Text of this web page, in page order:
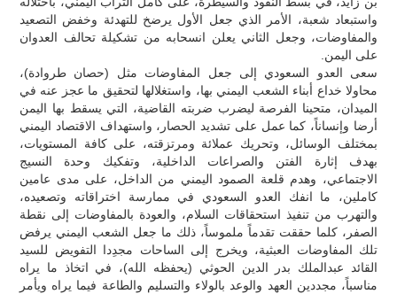
واستبعاد شعبة، الأمر الذي جعل الأول يرضخ للتهدئة وخفض التصعيد
والمفاوضات، وجعل الثاني يعلن انسحابه من تشكيلة تحالف العدوان
على اليمن.
سعى العدو السعودي إلى جعل المفاوضات مثل (حصان طروادة)،
محاولا خداع أبناء الشعب اليمني بها، واستغلالها لتحقيق ما عجز عنه في
الميدان، متحينا الفرصة ليضرب ضربته القاضية، التي يسقط بها اليمن
أرضا وإنساناً، كما عمل على تشديد الحصار، واستهداف الاقتصاد اليمني
بمختلف الوسائل، وتحريك عملائة ومرتزقته، على كافة المستويات،
بهدف إثارة الفتن والصراعات الداخلية، وتفكيك وحدة النسيج
الاجتماعي، وهدم قلعة الصمود اليمني من الداخل، على مدى عامين
كاملين، ما انفك العدو السعودي في ممارسة اختراقاته وتصعيده،
والتهرب من تنفيذ استحقاقات السلام، والعودة بالمفاوضات إلى نقطة
الصفر، كلما حققت تقدماً ملموساً، ذلك ما جعل الشعب اليمني يرفض
تلك المفاوضات العبثية، ويخرج إلى الساحات مجدِدا التفويض للسيد
القائد عبدالملك بدر الدين الحوثي (يحفظه الله)، في اتخاذ ما يراه
مناسباً، مجددين العهد والوعد بالولاء والتسليم والطاعة فيما يراه ويأمر